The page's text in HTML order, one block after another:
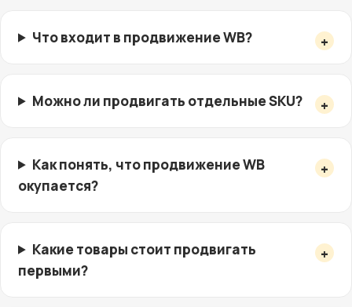
Что входит в продвижение WB?
Можно ли продвигать отдельные SKU?
Как понять, что продвижение WB
окупается?
Какие товары стоит продвигать
первыми?